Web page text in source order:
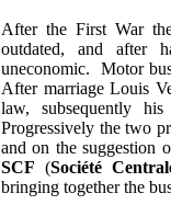
After the First War
outdated, and after
uneconomic. Motor
After marriage Louis
law, subsequently his
Progressively the two
and on the suggestion
SCF (Société
bringing together the